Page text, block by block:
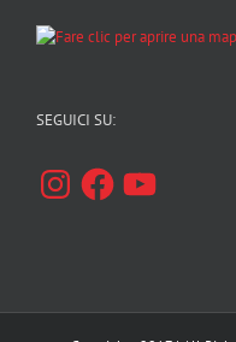
SEGUICI SU:
InstagramFacebookYouTube